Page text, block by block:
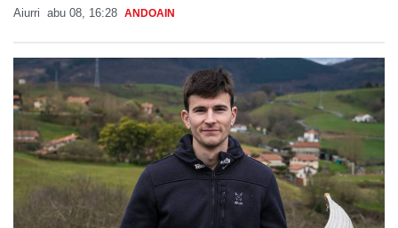
Aiurri abu 08, 16:28 ANDOAIN